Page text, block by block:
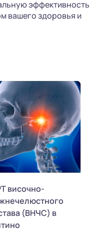
эффективность
вашего здоровья и
височно-
(ВНЧС) в